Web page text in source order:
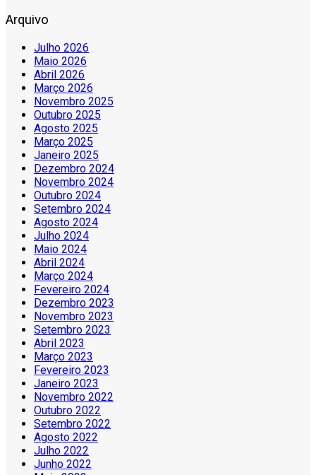
Arquivo
Julho 2026
Maio 2026
Abril 2026
Março 2026
Novembro 2025
Outubro 2025
Agosto 2025
Março 2025
Janeiro 2025
Dezembro 2024
Novembro 2024
Outubro 2024
Setembro 2024
Agosto 2024
Julho 2024
Maio 2024
Abril 2024
Março 2024
Fevereiro 2024
Dezembro 2023
Novembro 2023
Setembro 2023
Abril 2023
Março 2023
Fevereiro 2023
Janeiro 2023
Novembro 2022
Outubro 2022
Setembro 2022
Agosto 2022
Julho 2022
Junho 2022